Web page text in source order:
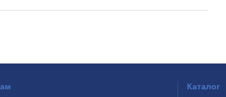
Каталог